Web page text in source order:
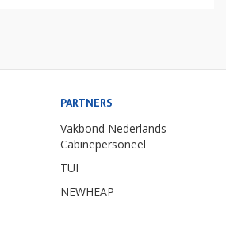
PARTNERS
Vakbond Nederlands
Cabinepersoneel
TUI
NEWHEAP